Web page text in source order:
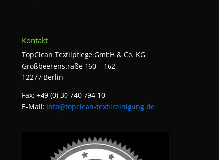
Kontakt
TopClean Textilpflege GmbH & Co. KG
Großbeerenstraße 160 – 162
12277 Berlin
Fax: +49 (0) 30 740 794 10
E-Mail: info@topclean-textilreinigung.de